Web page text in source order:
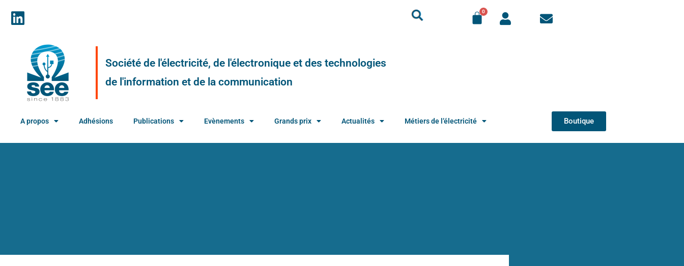
Société de l'électricité, de l'électronique et des technologies
de l'information et de la communication
A propos Adhésions Publications Evènements Grands prix Actualités Métiers de l’électricité Boutique